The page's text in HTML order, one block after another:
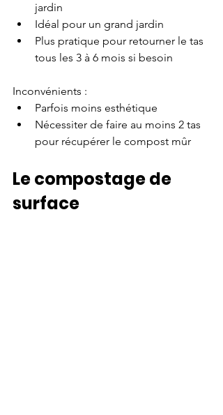
jardin
Idéal pour un grand jardin
Plus pratique pour retourner le tas
tous les 3 à 6 mois si besoin
Inconvénients :
Parfois moins esthétique
Nécessiter de faire au moins 2 tas
pour récupérer le compost mûr
Le compostage de
surface